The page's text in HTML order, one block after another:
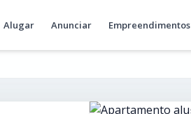
Alugar Anunciar Empreendimentos